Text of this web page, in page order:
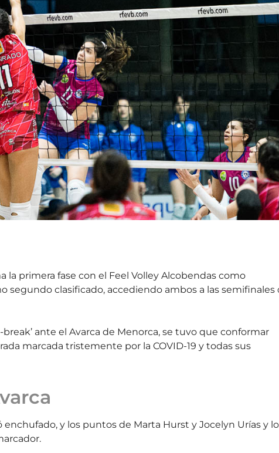
primera fase con el Feel Volley Alcobendas como
segundo clasificado, accediendo ambos a las semifinales
ante el Avarca de Menorca, se tuvo que conformar
marcada tristemente por la COVID-19 y todas sus
enchufado, y los puntos de Marta Hurst y Jocelyn Urías y